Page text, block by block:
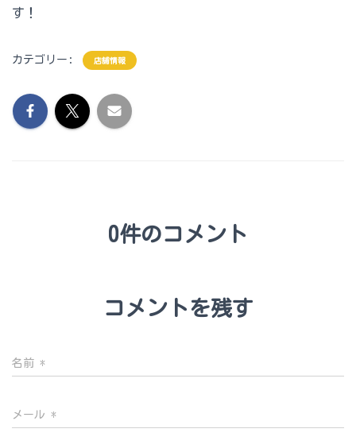
す！
カテゴリー: 店舗情報
0件のコメント
コメントを残す
名前 *
メール *